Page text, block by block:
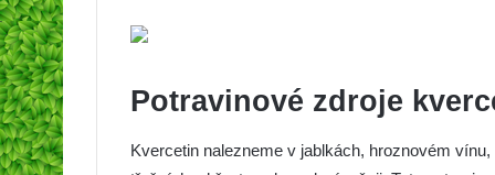
Potravinové zdroje
Kvercetin nalezneme v jablkách, hroznovém